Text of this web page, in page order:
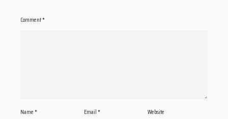
Comment*
Name* Email* Website